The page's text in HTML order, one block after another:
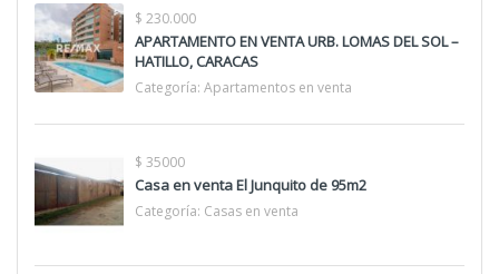
$ 230.000
APARTAMENTO EN VENTA URB. LOMAS DEL SOL –
HATILLO, CARACAS
Categoría: Apartamentos en venta
$ 35000
Casa en venta El Junquito de 95m2
Categoría: Casas en venta